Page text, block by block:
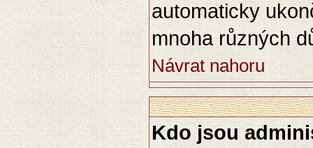
automaticky
mnoha různých
Návrat nahoru
Kdo jsou